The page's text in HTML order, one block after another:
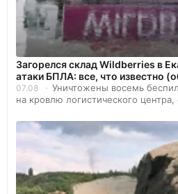
Загорелся склад Wildberries в
атаки БПЛА: все, что известно
07.08
Уничтожены восемь
на кровлю логистического